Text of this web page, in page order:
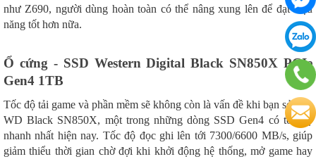
như Z690, người dùng hoàn toàn có thể nâng xung lên để đạt hiệu
năng tốt hơn nữa.
Ổ cứng - SSD Western Digital Black SN850X PCIe
Gen4 1TB
Tốc độ tải game và phần mềm sẽ không còn là vấn đề khi bạn sở hữu
WD Black SN850X, một trong những dòng SSD Gen4 có tốc độ
nhanh nhất hiện nay. Tốc độ đọc ghi lên tới 7300/6600 MB/s, giúp
giảm thiểu thời gian chờ đợi khi khởi động hệ thống, mở game hay